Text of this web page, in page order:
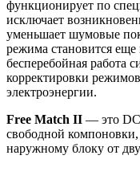
функционирует по
исключает
уменьшает шумовые
режима становится
бесперебойная работа
корректировки
электроэнергии.
Free Match II — это
свободной
наружному блоку от